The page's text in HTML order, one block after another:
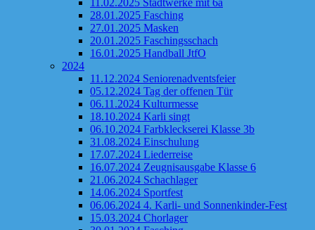
28.01.2025 Fasching
27.01.2025 Masken
20.01.2025 Faschingsschach
16.01.2025 Handball JtfO
2024
11.12.2024 Seniorenadventsfeier
05.12.2024 Tag der offenen Tür
06.11.2024 Kulturmesse
18.10.2024 Karli singt
06.10.2024 Farbkleckserei Klasse 3b
31.08.2024 Einschulung
17.07.2024 Liederreise
16.07.2024 Zeugnisausgabe Klasse 6
21.06.2024 Schachlager
14.06.2024 Sportfest
06.06.2024 4. Karli- und Sonnenkinder-Fest
15.03.2024 Chorlager